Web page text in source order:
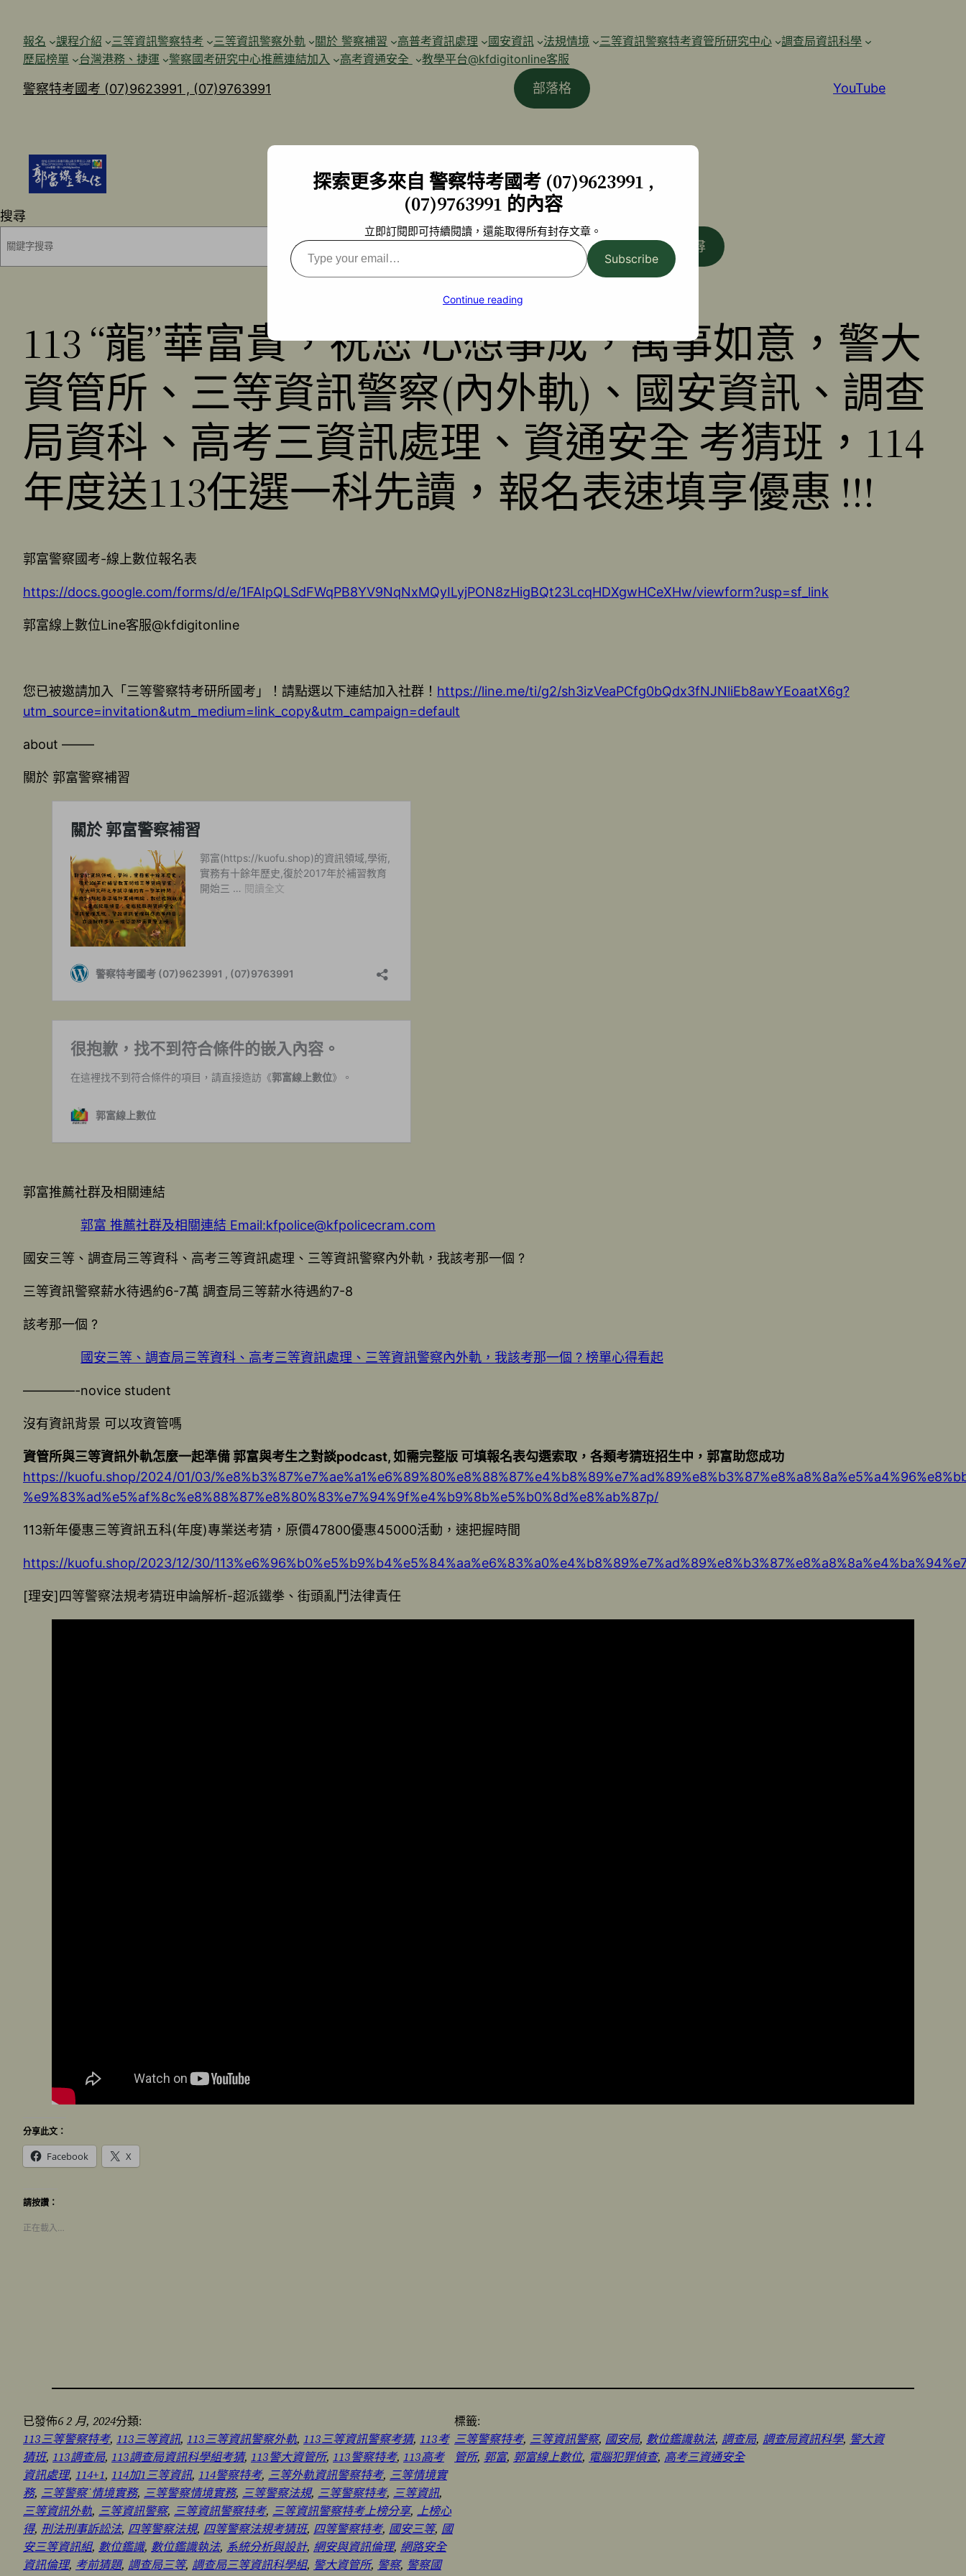
報名 課程介紹 三等資訊警察特考 三等資訊警察外軌 關於 警察補習 高普考資訊處理 國安資訊 法規情境 三等資訊警察特考資管所研究中心
調查局資訊科學
歷屆榜單
台灣港務、捷運 警察國考研究中心推薦連結加入 高考資通安全 教學平台@kfdigitonline客服
警察特考國考 (07)9623991 , (07)9763991 部落格 YouTube
搜尋
搜尋
113 “龍”華富貴，祝您 心想事成，萬事如意，警大
資管所、三等資訊警察(內外軌)、國安資訊、調查
局資科、高考三資訊處理、資通安全 考猜班，114
年度送113任選一科先讀，報名表速填享優惠 !!!
郭富警察國考-線上數位報名表
https://docs.google.com/forms/d/e/1FAIpQLSdFWqPB8YV9NqNxMQyILyjPON8zHigBQt23LcqHDXgwHCeXHw/viewform?usp=sf_link
郭富線上數位Line客服@kfdigitonline
您已被邀請加入「三等警察特考研所國考」！請點選以下連結加入社群！ https://line.me/ti/g2/sh3izVeaPCfg0bQdx3fNJNliEb8awYEoaatX6g?
utm_source=invitation&utm_medium=link_copy&utm_campaign=default
about ——–
關於 郭富警察補習
郭富推薦社群及相關連結
郭富 推薦社群及相關連結 Email:kfpolice@kfpolicecram.com
國安三等、調查局三等資科、高考三等資訊處理、三等資訊警察內外軌，我該考那一個 ?
三等資訊警察薪水待遇約6-7萬 調查局三等薪水待遇約7-8
該考那一個 ?
國安三等、調查局三等資科、高考三等資訊處理、三等資訊警察內外軌，我該考那一個 ? 榜單心得看起
————-novice student
沒有資訊背景 可以攻資管嗎
資管所與三等資訊外軌怎麼一起準備 郭富與考生之對談podcast, 如需完整版 可填報名表勾選索取，各類考猜班招生中，郭富助您成功
https://kuofu.shop/2024/01/03/
%e9%83%ad%e5%af%8c%e8%88%87%e8%80%83%e7%94%9f%e4%b9%8b%e5%b0%8d%e8%ab%87p/
113新年優惠三等資訊五科(年度)專業送考猜，原價47800優惠45000活動，速把握時間
https://kuofu.shop/2023/12/30/
[理安]四等警察法規考猜班申論解析-超派鐵拳、街頭亂鬥法律責任
分享此文：
Facebook X
請按讚：
正在載入…
已發佈6 2 月, 2024分類:
113三等警察特考, 113三等資訊, 113三等資訊警察外軌, 113三等資訊警察考猜, 113考
猜班, 113調查局, 113調查局資訊科學組考猜, 113警大資管所, 113警察特考, 113高考
資訊處理, 114+1, 114加1三等資訊, 114警察特考, 三等外軌資訊警察特考, 三等情境實
務, 三等警察˙情境實務, 三等警察情境實務, 三等警察法規, 三等警察特考, 三等資訊
三等資訊外軌, 三等資訊警察, 三等資訊警察特考, 三等資訊警察特考上榜分享, 上榜心
得, 刑法刑事訴訟法, 四等警察法規, 四等警察法規考猜班, 四等警察特考, 國安三等, 國
安三等資訊組, 數位鑑識, 數位鑑識執法, 系統分析與設計, 網安與資訊倫理, 網路安全
資訊倫理, 考前猜題, 調查局三等, 調查局三等資訊科學組, 警大資管所, 警察, 警察國
標籤:
三等警察特考, 三等資訊警察, 國安局, 數位鑑識執法, 調查局, 調查局資訊科學, 警大資
管所, 郭富, 郭富線上數位, 電腦犯罪偵查, 高考三資通安全
探索更多來自 警察特考國考 (07)9623991 ,
(07)9763991 的內容
立即訂閱即可持續閱讀，還能取得所有封存文章。
Type
your
Subscribe
Continue reading